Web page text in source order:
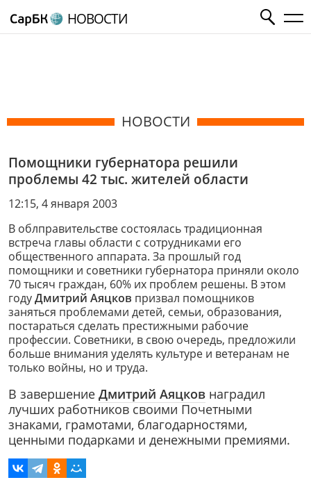
НОВОСТИ
НОВОСТИ
Помощники губернатора решили
проблемы 42 тыс. жителей области
12:15, 4 января 2003
В облправительстве состоялась традиционная
встреча главы области с сотрудниками его
общественного аппарата. За прошлый год
помощники и советники губернатора приняли около
70 тысяч граждан, 60% их проблем решены. В этом
годуДмитрий Аяцков призвал помощников
заняться проблемами детей, семьи, образования,
постараться сделать престижными рабочие
профессии. Советники, в свою очередь, предложили
больше внимания уделять культуре и ветеранам не
только войны, но и труда.
В завершение Дмитрий Аяцков наградил
лучших работников своими Почетными
знаками, грамотами, благодарностями,
ценными подарками и денежными премиями.